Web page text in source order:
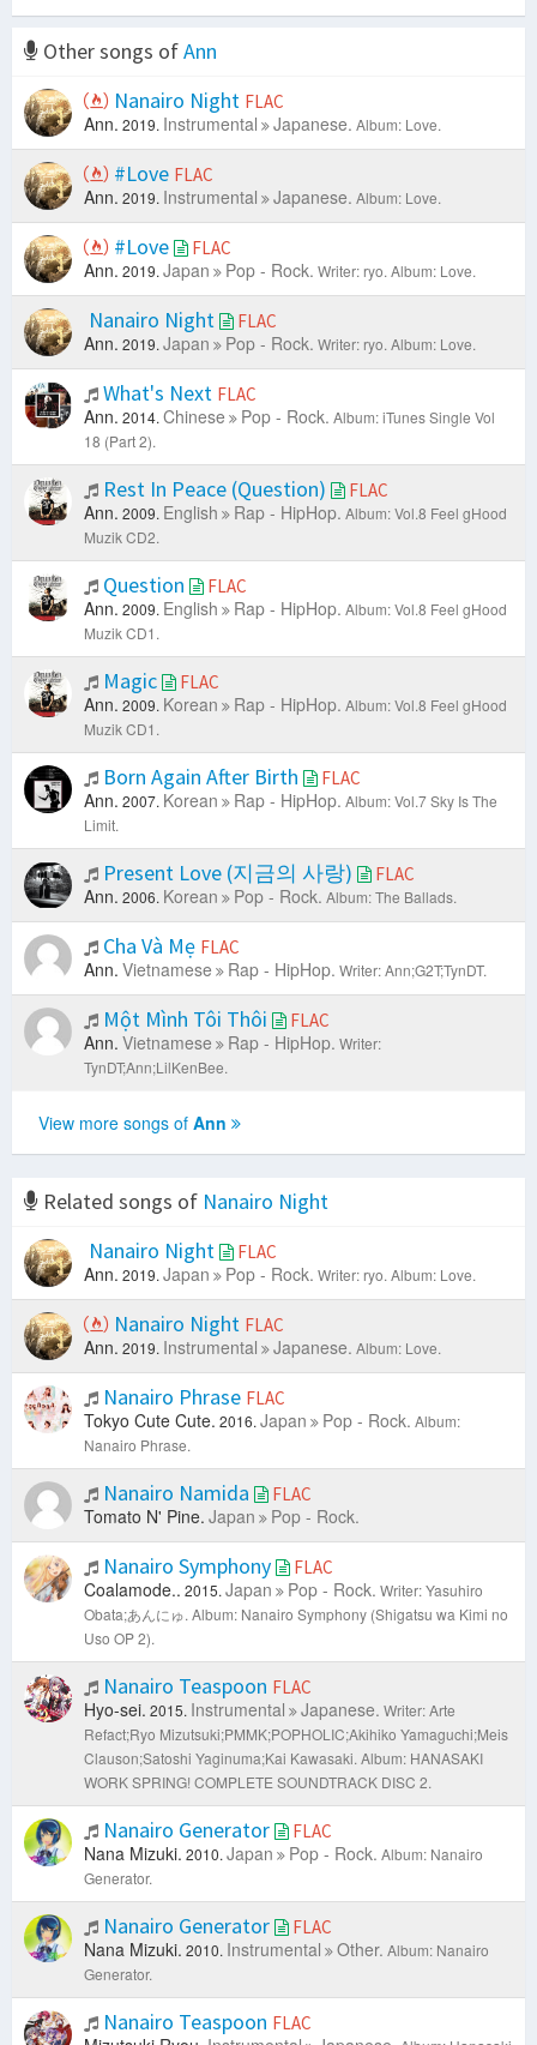
Sha La La -S.E.S
Chết Trong Vòng Tay Em
I've Been Waiting For You
Face (Talk)
Blue Sky -S.E.S
He Is Not Here (Talk) -S.E.S
Tell Me
Scramble (Talk) -S.E.S
Intimacy -Peter Kater
Two Of Us -Peter Kater
Union - Peter Kater
Mystery -Peter Kater
Safe Haven -Peter Kater
Tenderness -Peter Kater
Eternal Spring -Peter Kater
Turbulence -Peter Kater
Keep Loving You -Peter Kater
Passion -Peter Kater
Long Time Ago (아주 오래전 일)
With You (그대랑) -Lee Juck
Argument (다툼) -Lee Juck
Headache (두통) -Lee Juck
Dimples (보조개)
Knot (매듭) -Lee Juck
Without You (네가 없는) -Lee Juck
Words I Couldn't Say (끝내 전하지 못한 말) -Lee Juck
Weird (이상해)
Love -Sonata Arctica
Mới Hôm Qua Đó Thôi
Yêu Một Người Phải Chăng Lầm Lỗi -Yến Nhi
Em Vẫn Mơ - Yến Nhi
Một Ngày -Yến Nhi
Em Không Tin Một Sớm Mai Bình Yên -Yến Nhi
Thầm Gọi Tên Anh -Yến Nhi
Give Me One More Chance (Một Phút Giây)
Hallucinations -Angels & Airwaves
Real Love (Talk) -S.E.S
Ending (Talk) -S.E.S
Taming A Playboy -S.E.S
Smile (Talk) -S.E.S
Beautiful Memory (Talk) -S.E.S
Promise -S.E.S
First Feeling (Talk) -S.E.S
Sugar Baby -S.E.S
Smile II (Talk) -S.E.S
Wedding Ceremony (Talk)
Show Me Love
Wait
S.E.S
Finally Met Him (Talk) -S.E.S
Et Ducit Mundum Per Luce
The Flight Of Apollo - Angels & Airwaves
Young London -Angels & Airwaves
Shove
Epic Holiday -Angels & Airwaves
The Moon-Atomic (Fragments And Fictions) -Angels &
Airwaves
Clever Love -Angels & Airwaves
Soul Survivor (...2012) - Angels & Airwaves
Letters To God (Part II)
Some Origins Of Fire
Suki -Ryuichi Kawamura
Demo, Sabishii Yoru Wa (Live) -Ryuichi Kawamura
Se, Tsu, Na (Another Mix) -Ryuichi Kawamura
Baby (ベイビィ) -Masaki Suda
Aitsu To Sono Ko (あいつとその子) - Masaki Suda
Tone Bender Love -Masaki Suda
Living Dead (りびんぐでっど)
Kiss Dakede (キスだけで) -Aimyon
Tsumoru Hanashi (つもる話) -Masaki Suda
Dras (ドラス) -Masaki Suda
7.1oz -Masaki Suda
Longhope Philia (クローバー) - Masaki Suda
Clover (クローバー) -Masaki Suda
Machigai Sagashi (まちがいさがし) -Masaki Suda
Other songs ofAnn
Nanairo Night FLAC
Ann. 2019. Instrumental Japanese. Album: Love.
#Love FLAC
Ann. 2019. Instrumental Japanese. Album: Love.
#Love FLAC
Ann. 2019. Japan Pop - Rock. Writer: ryo. Album: Love.
Nanairo Night FLAC
Ann. 2019. Japan Pop - Rock. Writer: ryo. Album: Love.
What's Next FLAC
Ann. 2014. Chinese Pop - Rock. Album: iTunes Single Vol
18 (Part 2).
Rest In Peace (Question) FLAC
Ann. 2009. English Rap - HipHop. Album: Vol.8 Feel gHood
Muzik CD2.
Question FLAC
Ann. 2009. English Rap - HipHop. Album: Vol.8 Feel gHood
Muzik CD1.
Magic FLAC
Ann. 2009. Korean Rap - HipHop. Album: Vol.8 Feel gHood
Muzik CD1.
Born Again After Birth FLAC
Ann. 2007. Korean Rap - HipHop. Album: Vol.7 Sky Is The
Limit.
Present Love (지금의 사랑) FLAC
Ann. 2006. Korean Pop - Rock. Album: The Ballads.
Cha Và Mẹ FLAC
Ann. Vietnamese Rap - HipHop. Writer: Ann;G2T;TynDT.
Một Mình Tôi Thôi FLAC
Ann. Vietnamese Rap - HipHop. Writer:
TynDT;Ann;LilKenBee.
View more songs of Ann
Related songs of Nanairo Night
Nanairo Night
FLAC
Ann. 2019. Japan Pop - Rock. Writer: ryo. Album: Love.
Nanairo Night FLAC
Ann. 2019. Instrumental Japanese. Album: Love.
Nanairo Phrase FLAC
Tokyo Cute Cute. 2016. Japan Pop - Rock. Album:
Nanairo Phrase.
Nanairo Namida FLAC
Tomato N' Pine. Japan Pop - Rock.
Nanairo Symphony FLAC
Coalamode.. 2015. Japan Pop - Rock. Writer: Yasuhiro
Obata;あんにゅ. Album: Nanairo Symphony (Shigatsu wa Kimi no
Uso OP 2).
Nanairo Teaspoon FLAC
Hyo-sei. 2015. Instrumental Japanese. Writer: Arte
Refact;Ryo Mizutsuki;PMMK;POPHOLIC;Akihiko Yamaguchi;Meis
Clauson;Satoshi Yaginuma;Kai Kawasaki. Album: HANASAKI
WORK SPRING! COMPLETE SOUNDTRACK DISC 2.
Nanairo​ Generator FLAC
Nana Mizuki. 2010. Japan Pop - Rock. Album: Nanairo
Generator.
Nanairo​ Generator FLAC
Nana Mizuki. 2010. Instrumental Other. Album: Nanairo
Generator.
Nanairo Teaspoon FLAC